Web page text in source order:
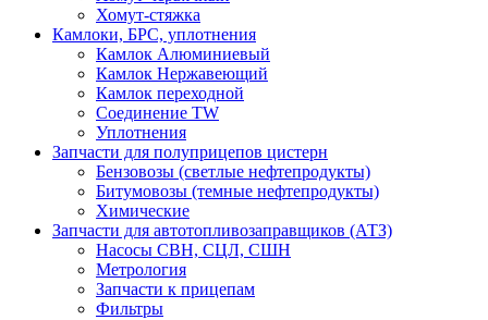
Хомут-стяжка
Камлоки, БРС, уплотнения
Камлок Алюминиевый
Камлок Нержавеющий
Камлок переходной
Соединение TW
Уплотнения
Запчасти для полуприцепов цистерн
Бензовозы (светлые нефтепродукты)
Битумовозы (темные нефтепродукты)
Химические
Запчасти для автотопливозаправщиков (АТЗ)
Насосы СВН, СЦЛ, СШН
Метрология
Запчасти к прицепам
Фильтры